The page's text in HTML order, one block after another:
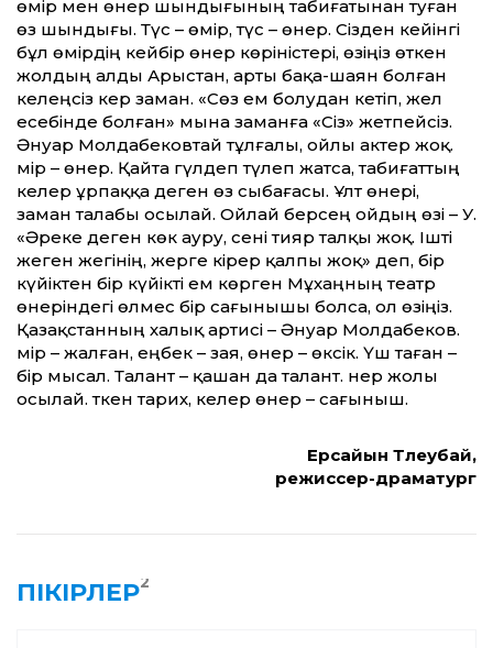
өмір мен өнер шындығының табиғатынан туған
өз шындығы. Түс – өмір, түс – өнер. Сізден кейінгі
бұл өмірдің кейбір өнер көріністері, өзіңіз өткен
жолдың алды Арыстан, арты бақа-шаян болған
келеңсіз кер заман. «Сөз ем болудан кетіп, жел
есебінде болған» мына заманға «Сіз» жетпейсіз.
Әнуар Молдабековтай тұлғалы, ойлы актер жоқ.
Өмір – өнер. Қайта гүлдеп түлеп жатса, табиғат­тың
келер ұрпаққа деген өз сыбағасы. Ұлт өнері,
заман талабы осылай. Ойлай берсең ойдың өзі – У.
«Әреке деген көк ауру, сені тияр талқы жоқ. Ішті
жеген жегінің, жерге кірер қалпы жоқ» деп, бір
күйіктен бір күйікті ем көрген Мұхаңның театр
өнеріндегі өлмес бір сағынышы болса, ол өзіңіз.
Қазақ­станның халық артисі – Әнуар Молдабеков.
Өмір – жалған, еңбек – зая, өнер – өксік. Үш таған –
бір мысал. Талант – қашан да талант. Өнер жолы
осылай. Өткен тарих, келер өнер – сағыныш.
Ерсайын Төлеубай,
режиссер-драматург
ПІКІРЛЕР2